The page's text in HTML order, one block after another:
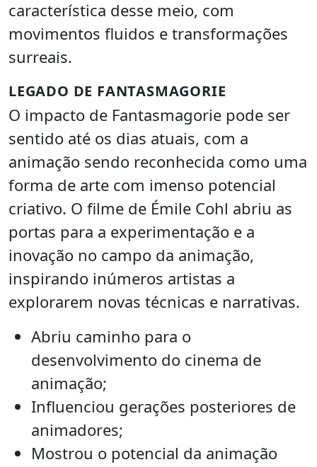
característica desse meio, com
movimentos fluidos e transformações
surreais.
LEGADO DE FANTASMAGORIE
O impacto de Fantasmagorie pode ser
sentido até os dias atuais, com a
animação sendo reconhecida como uma
forma de arte com imenso potencial
criativo. O filme de Émile Cohl abriu as
portas para a experimentação e a
inovação no campo da animação,
inspirando inúmeros artistas a
explorarem novas técnicas e narrativas.
Abriu caminho para o
desenvolvimento do cinema de
animação;
Influenciou gerações posteriores de
animadores;
Mostrou o potencial da animação